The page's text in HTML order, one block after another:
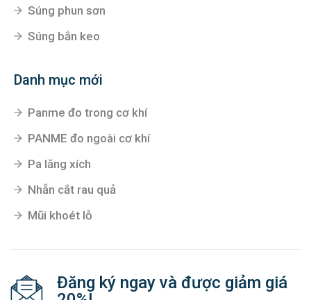
Súng phun sơn
Súng bắn keo
Danh mục mới
Panme đo trong cơ khí
PANME đo ngoài cơ khí
Pa lăng xích
Nhẵn cắt rau quả
Mũi khoét lỗ
Đăng ký ngay và được giảm giá